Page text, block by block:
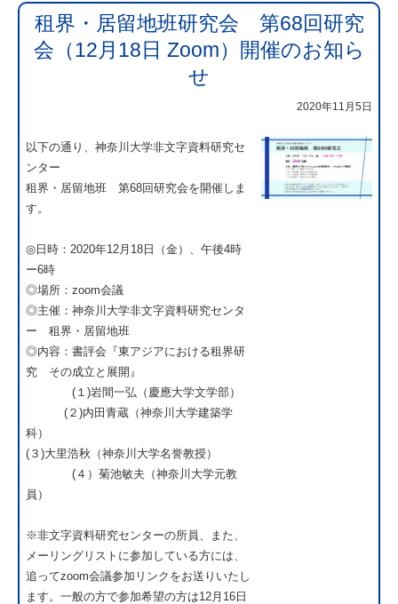
租界・居留地班研究会 第68回研究
会（12月18日 Zoom）開催のお知ら
せ
2020年11月5日
以下の通り、神奈川大学非文字資料研究セ
ンター
租界・居留地班 第68回研究会を開催しま
す。
◎日時：2020年12月18日（金）、午後4時
ー6時
◎場所：zoom会議
◎主催：神奈川大学非文字資料研究センタ
ー 租界・居留地班
◎内容：書評会『東アジアにおける租界研
究 その成立と展開』
(１)岩間一弘（慶應大学文学部）
(２)内田青蔵（神奈川大学建築学
科）
(３)大里浩秋（神奈川大学名誉教授）
(４）菊池敏夫（神奈川大学元教
員）
※非文字資料研究センターの所員、また、
メーリングリストに参加している方には、
追ってzoom会議参加リンクをお送りいたし
ます。一般の方で参加希望の方は12月16日